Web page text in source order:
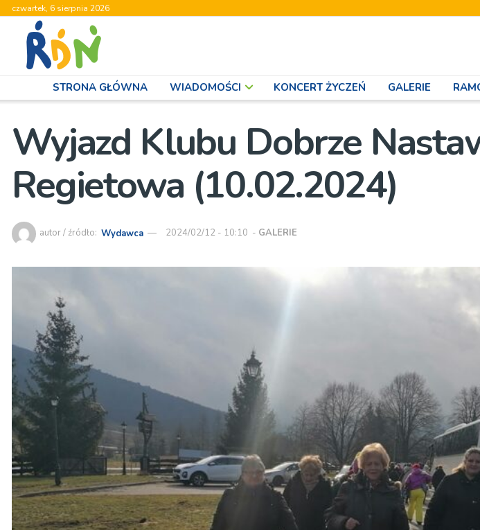
czwartek, 6 sierpnia 2026
STRONA GŁÓWNA WIADOMOŚCI KONCERT ŻYCZEŃ GALERIE
Wyjazd Klubu Dobrze
Regietowa (10.02.2024)
autor / źródło: Wydawca 2024/02/12 - 10:10 - GALERIE